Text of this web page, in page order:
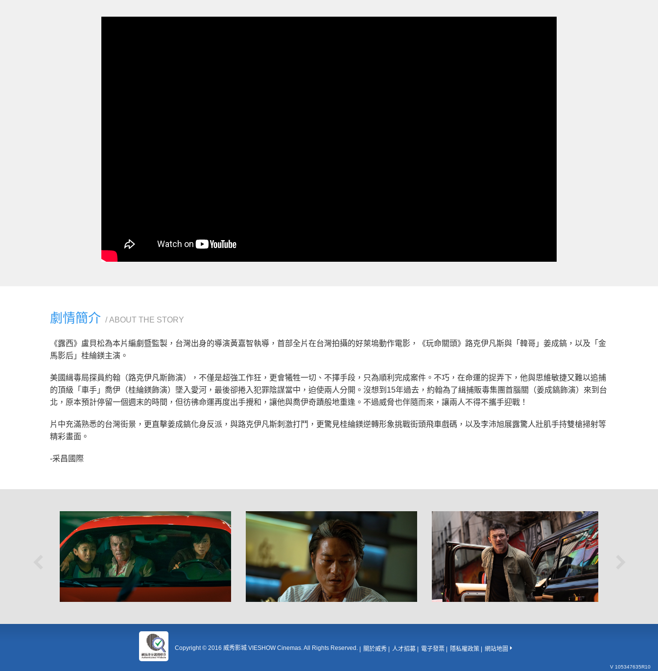
劇情簡介 ABOUT THE STORY
《露西》盧貝松為本片編劇暨監製，台灣出身的導演黃嘉智執導，首部全片在台灣拍攝的好萊塢動作電影，《玩命關頭》路克伊凡斯與「韓哥」姜成鎬，以及「金
馬影后」桂綸鎂主演。
美國緝毒局探員約翰（路克伊凡斯飾演），不僅是超強工作狂，更會犧牲一切、不擇手段，只為順利完成案件。不巧，在命運的捉弄下，他與思維敏捷又難以追捕
的頂級「車手」喬伊（桂綸鎂飾演）墜入愛河，最後卻捲入犯罪陰謀當中，迫使兩人分開。沒想到15年過去，約翰為了緝捕販毒集團首腦關（姜成鎬飾演）來到台
北，原本預計停留一個週末的時間，但彷彿命運再度出手攪和，讓他與喬伊奇蹟般地重逢。不過威脅也伴隨而來，讓兩人不得不攜手迎戰！
片中充滿熟悉的台灣街景，更直擊姜成鎬化身反派，與路克伊凡斯刺激打鬥，更驚見桂綸鎂逆轉形象挑戰街頭飛車戲碼，以及李沛旭展露驚人壯肌手持雙槍掃射等
精彩畫面。
-采昌國際
Copyright © 2016 威秀影城 VIESHOW Cinemas. All Rights Reserved. 關於威秀 人才招募 電子發票 隱私權政策 網站地圖
V 105347635R10